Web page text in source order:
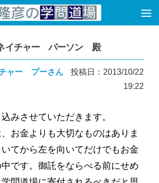
キップ
イチャー パーソン 殿
ャー プーさん
投稿日：2013/10/22
19:22
みさせていただきます。
お金よりも大切なものはありま
てから左を向いてだけでもお金
です。御託をならべる前にせめ